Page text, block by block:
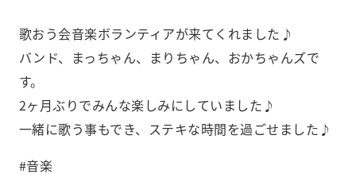
歌おう会音楽ボランティアが来てくれました♪
バンド、まっちゃん、まりちゃん、おかちゃんズで
す。
2ヶ月ぶりでみんな楽しみにしていました♪
一緒に歌う事もでき、ステキな時間を過ごせました♪
#音楽